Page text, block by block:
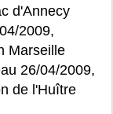
d'Annecy
2009,
Marseille
26/04/2009,
de l'Huître